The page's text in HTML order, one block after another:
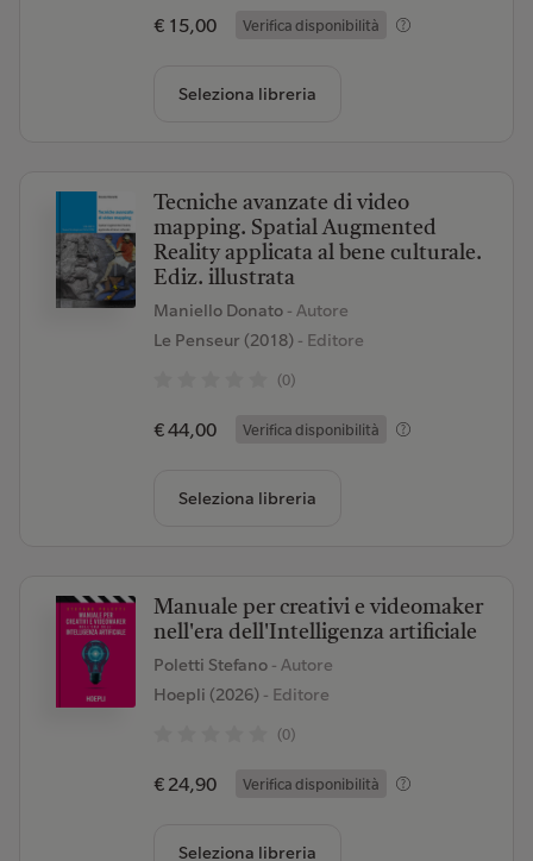
€ 15,00 Verifica disponibilità
Seleziona libreria
Tecniche avanzate di video
mapping. Spatial Augmented
Reality applicata al bene culturale.
Ediz. illustrata
Maniello Donato - Autore
Le Penseur (2018)- Editore
(0)
€ 44,00 Verifica disponibilità
Seleziona libreria
Manuale per creativi e videomaker
nell'era dell'Intelligenza artificiale
Poletti Stefano - Autore
Hoepli (2026)- Editore
(0)
€ 24,90 Verifica disponibilità
Seleziona libreria